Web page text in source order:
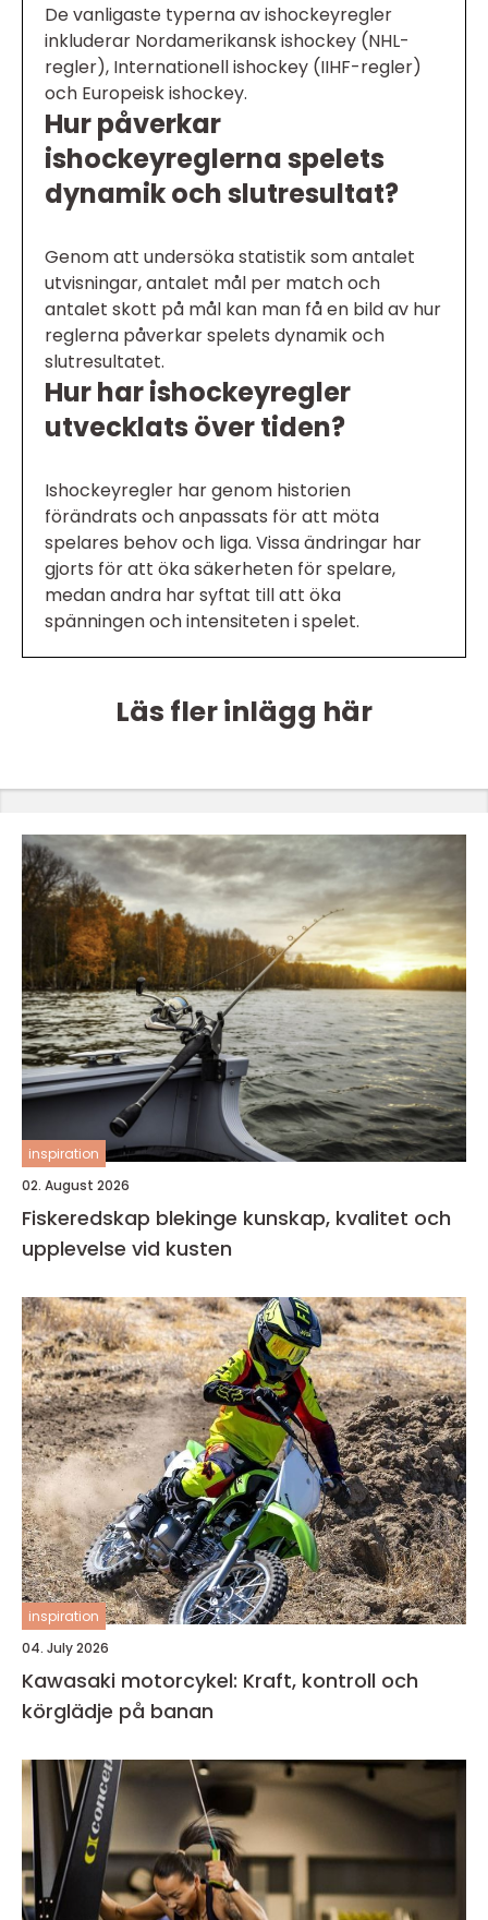
De vanligaste typerna av ishockeyregler
inkluderar Nordamerikansk ishockey (NHL-
regler), Internationell ishockey (IIHF-regler)
och Europeisk ishockey.
Hur påverkar
ishockeyreglerna spelets
dynamik och slutresultat?
Genom att undersöka statistik som antalet
utvisningar, antalet mål per match och
antalet skott på mål kan man få en bild av hur
reglerna påverkar spelets dynamik och
slutresultatet.
Hur har ishockeyregler
utvecklats över tiden?
Ishockeyregler har genom historien
förändrats och anpassats för att möta
spelares behov och liga. Vissa ändringar har
gjorts för att öka säkerheten för spelare,
medan andra har syftat till att öka
spänningen och intensiteten i spelet.
Läs fler inlägg här
inspiration
02. August 2026
Fiskeredskap blekinge kunskap, kvalitet och
upplevelse vid kusten
inspiration
04. July 2026
Kawasaki motorcykel: Kraft, kontroll och
körglädje på banan